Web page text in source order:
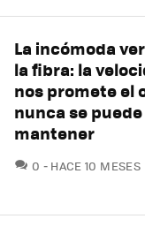
La incómoda
la fibra: la
nos promete el
nunca se puede
mantener
0 COMENTARIOS
HACE 10 MESES